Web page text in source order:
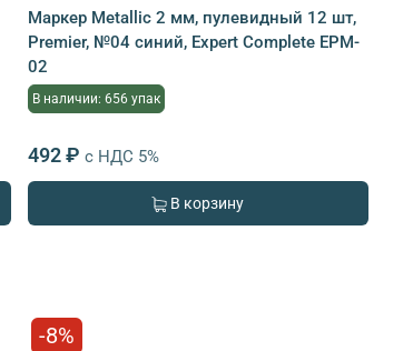
Маркер Metallic 2 мм, пулевидный 12 шт,
Premier, №04 синий, Expert Complete EPM-
02
В наличии: 656 упак
492 ₽ с НДС 5%
В корзину
-8%